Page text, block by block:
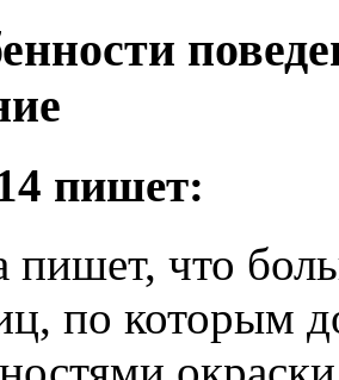
пишет:
пишет, что
по которым